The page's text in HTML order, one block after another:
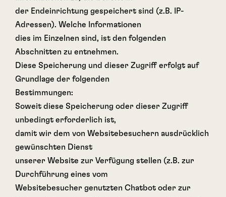
der Endeinrichtung gespeichert sind (z.B. IP-
Adressen). Welche Informationen
dies im Einzelnen sind, ist den folgenden
Abschnitten zu entnehmen.
Diese Speicherung und dieser Zugriff erfolgt auf
Grundlage der folgenden
Bestimmungen:
Soweit diese Speicherung oder dieser Zugriff
unbedingt erforderlich ist,
damit wir dem von Websitebesuchern ausdrücklich
gewünschten Dienst
unserer Website zur Verfügung stellen (z.B. zur
Durchführung eines vom
Websitebesucher genutzten Chatbot oder zur